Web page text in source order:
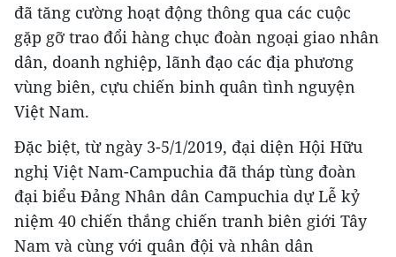
đã tăng cường hoạt động thông qua các cuộc
gặp gỡ trao đổi hàng chục đoàn ngoại giao nhân
dân, doanh nghiệp, lãnh đạo các địa phương
vùng biên, cựu chiến binh quân tình nguyện
Việt Nam.
Đặc biệt, từ ngày 3-5/1/2019, đại diện Hội Hữu
nghị Việt Nam-Campuchia đã tháp tùng đoàn
đại biểu Đảng Nhân dân Campuchia dự Lễ kỷ
niệm 40 chiến thắng chiến tranh biên giới Tây
Nam và cùng với quân đội và nhân dân